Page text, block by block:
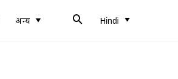
अन्य Hindi